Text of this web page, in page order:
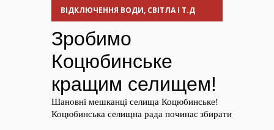
ВІДКЛЮЧЕННЯ ВОДИ, СВІТЛА І Т.Д